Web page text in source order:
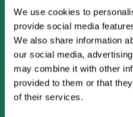
We use cookies to
provide social media
We also share information
our social media,
may combine it with other
provided to them or that
of their services.